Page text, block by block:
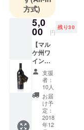
楽しむワイ
ンパー
ティーを都
内を中心に
月数回開催
しており、
11年間で通
算500回を越
えていま
す。過去、
札幌、大阪
方式)
5,0
00 円
残り30
【マル
ケ州ワ
イン
『Valtur
io』
コー
ス】 ・
ホー
リーか
らのお
得なワ
支援
者：
10人
お届
け予
定：
2018
年12